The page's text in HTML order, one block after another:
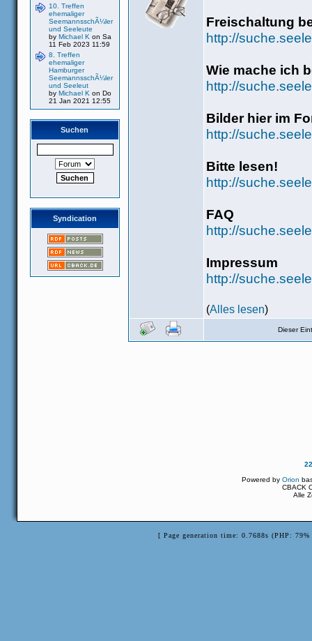
10. Treffen
ehemaliger
SeemannsschÃ¼ler
und Seeleute
by Michael K on Sa
11 Feb 2023 11:59
8. Treffen
ehemaliger
Hamburger
SeemannsschÃ¼ler
und Seeleut
by Michael K on Do
21 Jan 2021 12:55
Suchen
Syndication
Freischaltung
http://
Wie mache ich
http://
Bilder hier im
http://
Bitte lesen!
http://
FAQ
http://
Impressum
http://
(Alles lesen)
Dieser
Powered byOrion
CBACK
Alle
[ Page generation time: 0.7688s (PHP: